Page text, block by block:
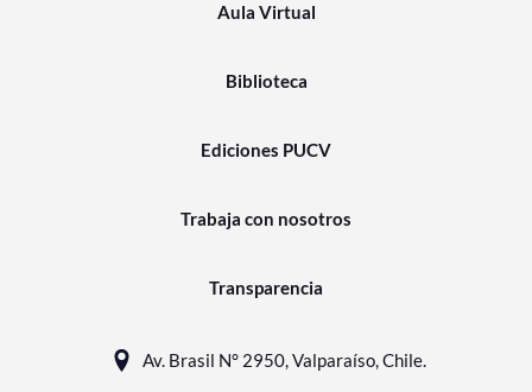
Aula Virtual
Biblioteca
Ediciones PUCV
Trabaja con nosotros
Transparencia
Av. Brasil N° 2950, Valparaíso, Chile.